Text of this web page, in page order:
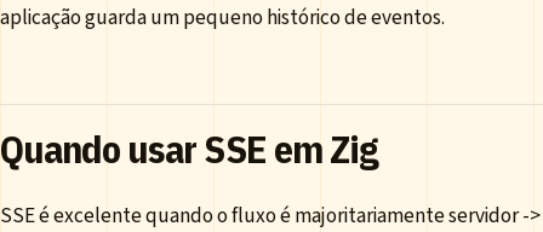
aplicação guarda um pequeno histórico de eventos.
Quando usar SSE em Zig
SSE é excelente quando o fluxo é majoritariamente servidor -